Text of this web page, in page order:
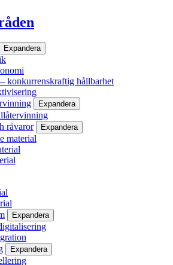
Expandera
konkurrenskraftig hållbarhet
Expandera
råvaror
Expandera
material
Expandera
Expandera